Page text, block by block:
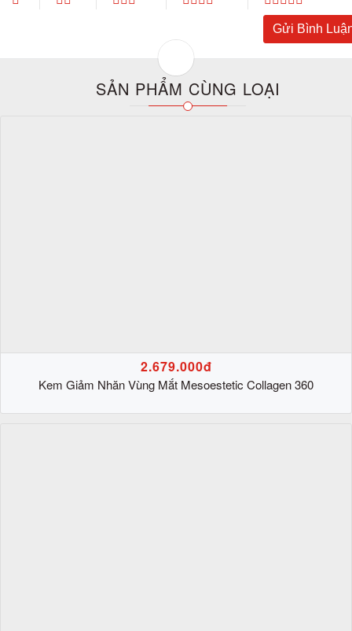
SẢN PHẨM CÙNG LOẠI
2.679.000đ
Kem Giảm Nhăn Vùng Mắt Mesoestetic Collagen 360